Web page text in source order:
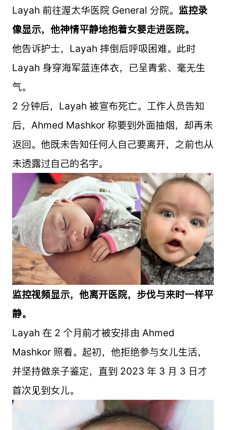
Layah 前往渥太华医院 General 分院。 监控录
像显示，他神情平静地抱着女婴走进医院。
他告诉护士，Layah 摔倒后呼吸困难。此时
Layah 身穿海军蓝连体衣，已呈青紫、毫无生
气。
2 分钟后，Layah 被宣布死亡。工作人员告知
后，Ahmed Mashkor 称要到外面抽烟，却再未
返回。他既未告知任何人自己要离开，之前也从
未透露过自己的名字。
监控视频显示，他离开医院，步伐与来时一样平
静。
Layah 在 2 个月前才被安排由 Ahmed
Mashkor 照看。起初，他拒绝参与女儿生活，
并坚持做亲子鉴定，直到 2023 年 3 月 3 日才
首次见到女儿。